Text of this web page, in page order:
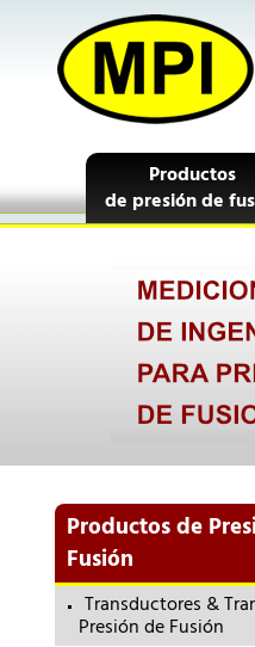
Productos
de presión de
Productos de
Fusión
Transductores &
Presión de Fusión